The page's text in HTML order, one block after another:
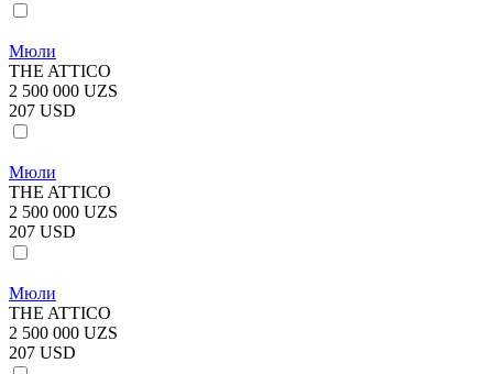
Мюли
THE ATTICO
2 500 000 UZS
207 USD
Мюли
THE ATTICO
2 500 000 UZS
207 USD
Мюли
THE ATTICO
2 500 000 UZS
207 USD